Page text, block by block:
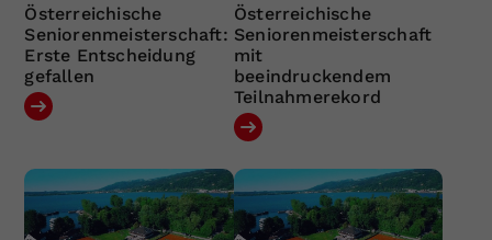
Österreichische
Seniorenmeisterschaft:
Erste Entscheidung
gefallen
Österreichische
Seniorenmeisterschaft
mit
beeindruckendem
Teilnahmerekord